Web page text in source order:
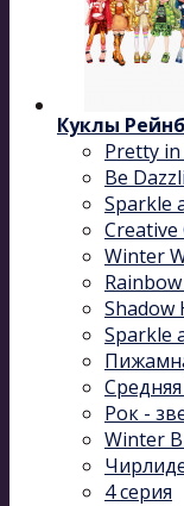
Куклы
Pretty in
Be
Sparkle
Сreative
Winter
Shadow
Sparkle
Рок -
Winter
4 серия